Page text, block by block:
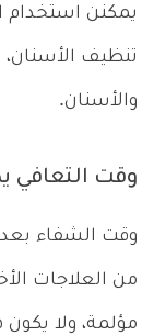
يمكنن استخدام
تنظيف الأسنان،
والأسنان.
وقت التعافي
وقت الشفاء بعد
من العلاجات
مؤلمة، ولا